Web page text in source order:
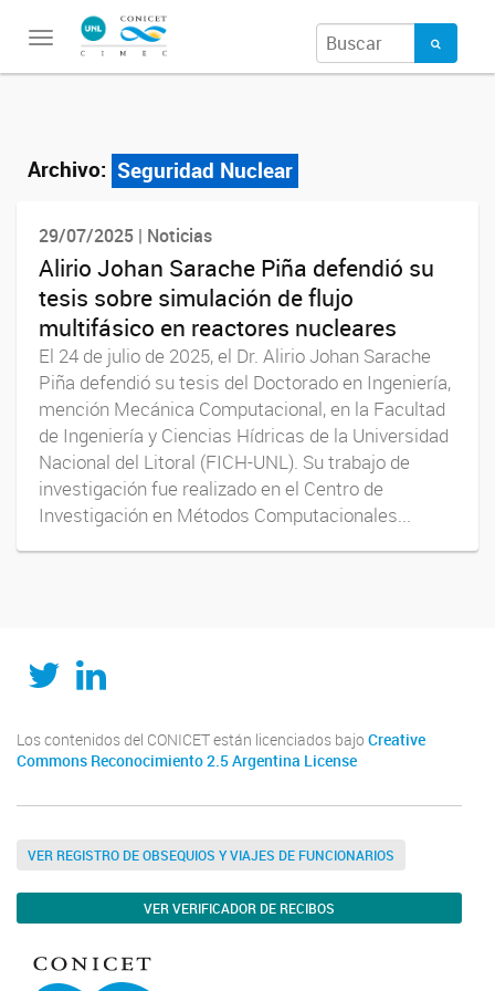
Toggle
Archivo: Seguridad Nuclear
29/07/2025 | Noticias
Alirio Johan Sarache Piña defendió su
tesis sobre simulación de flujo
multifásico en reactores nucleares
El 24 de julio de 2025, el Dr. Alirio Johan Sarache
Piña defendió su tesis del Doctorado en Ingeniería,
mención Mecánica Computacional, en la Facultad
de Ingeniería y Ciencias Hídricas de la Universidad
Nacional del Litoral (FICH-UNL). Su trabajo de
investigación fue realizado en el Centro de
Investigación en Métodos Computacionales...
TwitterLinkedIn
Los contenidos del CONICET están licenciados bajo Creative
Commons Reconocimiento 2.5 Argentina License
VER REGISTRO DE OBSEQUIOS Y VIAJES DE FUNCIONARIOS
VER VERIFICADOR DE RECIBOS